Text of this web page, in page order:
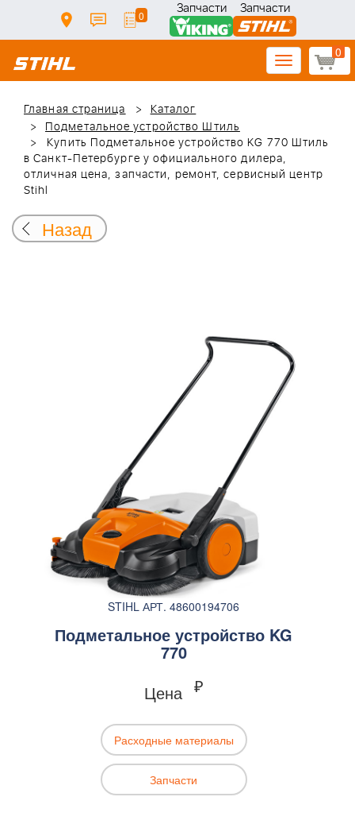
0 Запчасти Запчасти
0
Toggle
navigation
Главная страница
Каталог
Подметальное устройство Штиль
Купить Подметальное устройство KG 770 Штиль
в Санкт-Петербурге у официального дилера,
отличная цена, запчасти, ремонт, сервисный центр
Stihl
Назад
STIHL АРТ. 48600194706
Подметальное устройство KG
770
Цена ₽
Расходные материалы
Запчасти